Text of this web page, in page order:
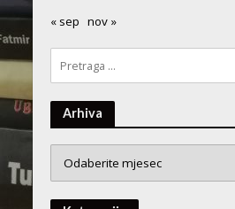
« sep nov »
Arhiva